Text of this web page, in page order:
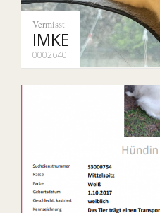
Vermisst
IMKE
0002640